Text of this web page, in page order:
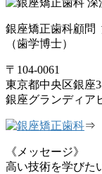
銀座矯正歯科顧
（歯学博士）
〒104-0061
東京都中央区銀座
銀座グランディア
⇒
《メッセージ》
高い技術を学びた